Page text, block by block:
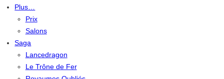
Plus…
Prix
Salons
Saga
Lancedragon
Le Trône de Fer